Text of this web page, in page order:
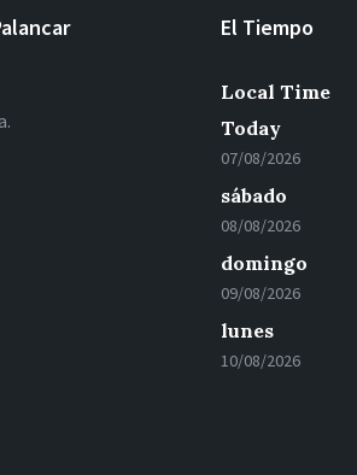
El Tiempo
Local Time
Today
07/08/2026
sábado
08/08/2026
domingo
09/08/2026
lunes
10/08/2026